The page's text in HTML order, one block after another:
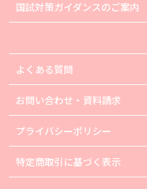
国試対策ガイダンスのご案内
よくある質問
お問い合わせ・資料請求
プライバシーポリシー
特定商取引に基づく表示